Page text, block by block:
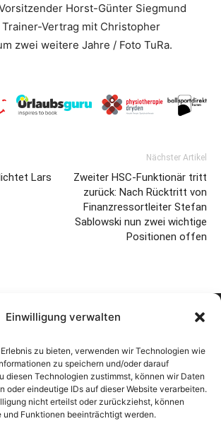
Einwilligung verwalten
zu bieten, verwenden wir Technologien wie
zu speichern und/oder darauf
diesen Technologien zustimmst, können wir Daten
oder eindeutige IDs auf dieser Website verarbeiten.
nicht erteilst oder zurückziehst, können
und Funktionen beeinträchtigt werden.
Horst-Günter Siegmund
Vertrag mit Christopher
zwei weitere Jahre / Foto TuRa.
Lars
Nächster Artikel
Zweiter HSC-Funktionär tritt
zurück: Nach Rücktritt von
Finanzressortleiter Stefan
Sablowski nun zwei wichtige
Positionen offen